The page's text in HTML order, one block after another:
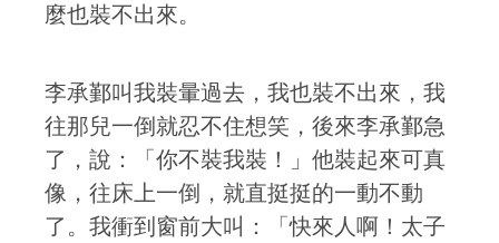
麼也裝不出來。
李承鄞叫我裝暈過去，我也裝不出來，我
往那兒一倒就忍不住想笑，後來李承鄞急
了，說：「你不裝我裝！」他裝起來可真
像，往床上一倒，就直挺挺的一動不動
了。我衝到窗前大叫：「快來人啊！太子